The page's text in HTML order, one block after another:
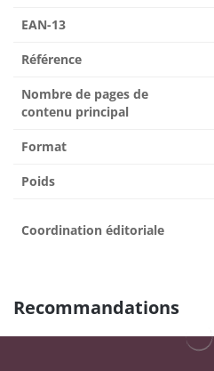
EAN-13
Référence
Nombre de pages de
contenu principal
Format
Poids
Coordination éditoriale
Recommandations